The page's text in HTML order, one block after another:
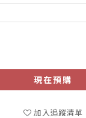
現在預購
加入追蹤清單